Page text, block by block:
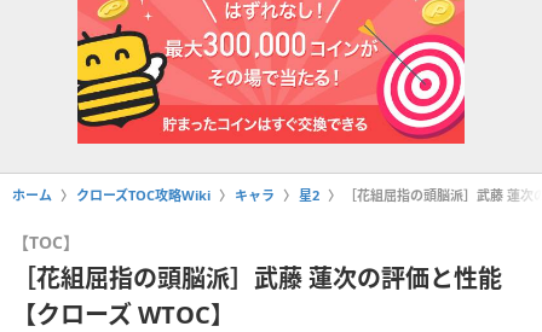
ホーム クローズTOC攻略Wiki キャラ 星2 ［花組屈指の頭脳派］武藤 蓮
【TOC】
［花組屈指の頭脳派］武藤 蓮次の評価と性能
【クローズ WTOC】